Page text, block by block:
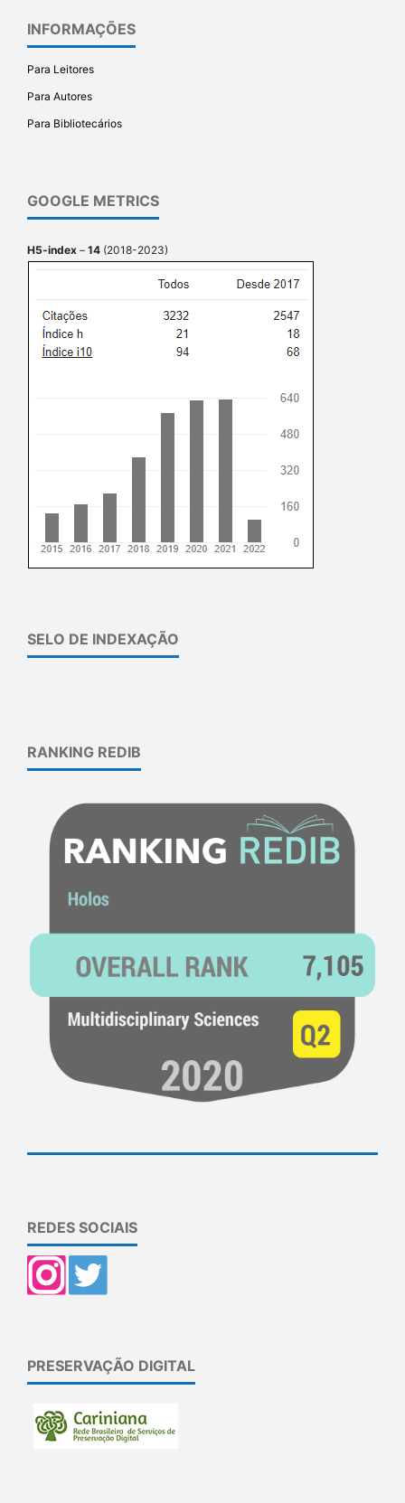
INFORMAÇÕES
Para Leitores
Para Autores
Para Bibliotecários
GOOGLE METRICS
H5-index – 14 (2018-2023)
SELO DE INDEXAÇÃO
RANKING REDIB
REDES SOCIAIS
PRESERVAÇÃO DIGITAL